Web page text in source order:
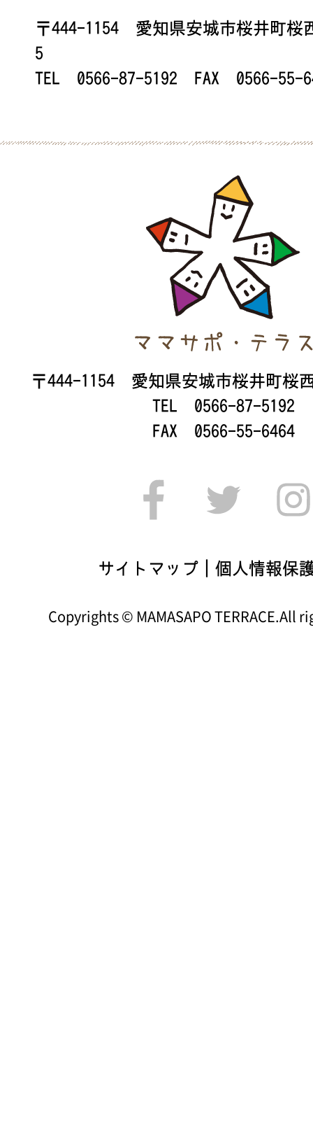
〒444-1154 愛知県安城市桜井町桜
5
TEL 0566-87-5192 FAX 0566-55-
〒444-1154 愛知県安城市桜井町桜
TEL 0566-87-5192
FAX 0566-55-6464
サイトマップ 個人情報保
Copyrights © MAMASAPO TERRACE.All